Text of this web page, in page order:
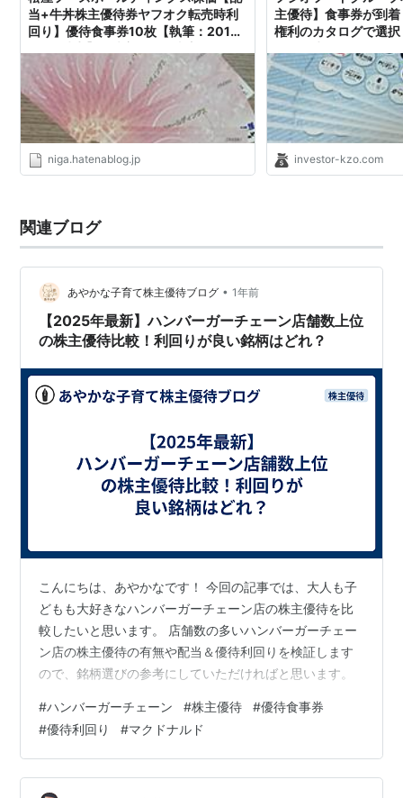
当+牛丼株主優待券ヤフオク転売時利
回り】優待食事券10枚【執筆：2019
niga.hatenablog.jp
主優待】食事券が到
権利のカタログで選
investor-kzo.com
関連ブログ
あやかな子育て株主優待ブログ • 1年前
【2025年最新】ハンバーガーチェーン店舗数上位
の株主優待比較！利回りが良い銘柄はどれ？
こんにちは、あやかなです！ 今回の記事では、大人も子
どもも大好きなハンバーガーチェーン店の株主優待を比
較したいと思います。 店舗数の多いハンバーガーチェー
ン店の株主優待の有無や配当＆優待利回りを検証します
ので、銘柄選びの参考にしていただければと思います。
#ハンバーガーチェーン #株主優待 #優待食事券
#優待利回り #マクドナルド